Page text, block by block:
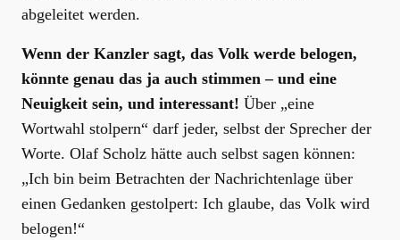
abgeleitet werden.
Wenn der Kanzler sagt, das Volk werde belogen,
könnte genau das ja auch stimmen – und eine
Neuigkeit sein, und interessant! Über „eine
Wortwahl stolpern“ darf jeder, selbst der Sprecher der
Worte. Olaf Scholz hätte auch selbst sagen können:
„Ich bin beim Betrachten der Nachrichtenlage über
einen Gedanken gestolpert: Ich glaube, das Volk wird
belogen!“